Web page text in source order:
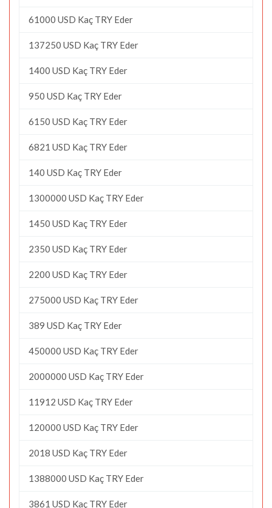
61000 USD Kaç TRY Eder
137250 USD Kaç TRY Eder
1400 USD Kaç TRY Eder
950 USD Kaç TRY Eder
6150 USD Kaç TRY Eder
6821 USD Kaç TRY Eder
140 USD Kaç TRY Eder
1300000 USD Kaç TRY Eder
1450 USD Kaç TRY Eder
2350 USD Kaç TRY Eder
2200 USD Kaç TRY Eder
275000 USD Kaç TRY Eder
389 USD Kaç TRY Eder
450000 USD Kaç TRY Eder
2000000 USD Kaç TRY Eder
11912 USD Kaç TRY Eder
120000 USD Kaç TRY Eder
2018 USD Kaç TRY Eder
1388000 USD Kaç TRY Eder
3861 USD Kaç TRY Eder